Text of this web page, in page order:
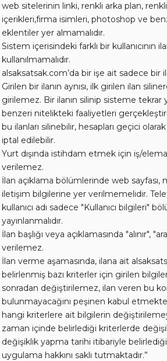
web sitelerinin linki, renkli arka plan,
içerikleri,firma isimleri, photoshop ve
eklentiler yer almamalıdır.
Sistem içerisindeki farklı bir kullanıcının
kullanılmamalıdır.
alsaksatsak.com’da bir işe ait sadece bir
Girilen bir ilanın aynısı, ilk girilen ilan
girilemez. Bir ilanın silinip sisteme
benzeri nitelikteki faaliyetleri
bu ilanları silinebilir, hesapları geçici
iptal edilebilir.
Yurt dışında istihdam etmek için iş/
verilemez.
İlan açıklama bölümlerinde web sayfası,
iletişim bilgilerine yer verilmemelidir.
kullanıcı adı sadece "Kullanıcı bilgileri"
yayınlanmalıdır.
İlan başlığı veya açıklamasında "alınır",
verilemez.
İlan verme aşamasında, ilana ait
belirlenmiş bazı kriterler için girilen
sonradan değiştirilemez, ilan veren bu
bulunmayacağını peşinen kabul
hangi kriterlere ait bilgilerin
zaman içinde belirlediği kriterlerde
değişiklik yapma tarihi itibariyle
uygulama hakkını saklı tutmaktadır.”